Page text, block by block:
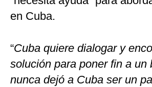
en Cuba.
“Cuba quiere dialogar y
solución para poner fin a un
nunca dejó a Cuba ser un